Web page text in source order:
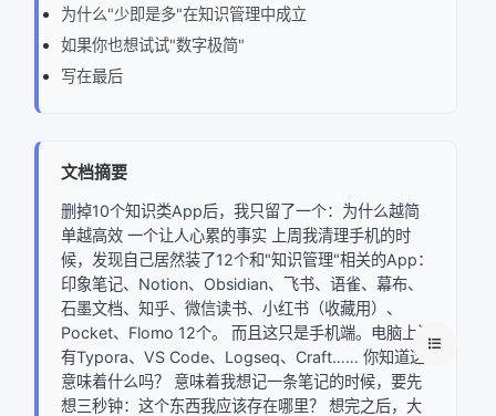
为什么"少即是多"在知识管理中成立
如果你也想试试"数字极简"
写在最后
文档摘要
删掉10个知识类App后，我只留了一个：为什么越简
单越高效 一个让人心累的事实 上周我清理手机的时
候，发现自己居然装了12个和"知识管理"相关的App：
印象笔记、Notion、Obsidian、飞书、语雀、幕布、
石墨文档、知乎、微信读书、小红书（收藏用）、
Pocket、Flomo 12个。 而且这只是手机端。电脑上还
有Typora、VS Code、Logseq、Craft…… 你知道这
意味着什么吗？ 意味着我想记一条笔记的时候，要先
想三秒钟：这个东西我应该存在哪里？ 想完之后，大